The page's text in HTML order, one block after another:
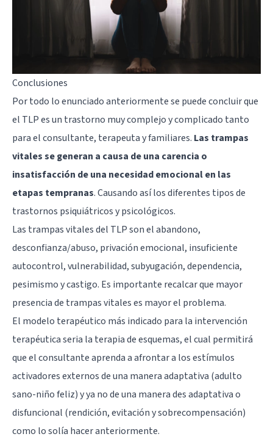
Conclusiones
Por todo lo enunciado anteriormente se puede concluir que
el TLP es un trastorno muy complejo y complicado tanto
para el consultante, terapeuta y familiares. Las trampas
vitales se generan a causa de una carencia o
insatisfacción de una necesidad emocional en las
etapas tempranas. Causando así los diferentes tipos de
trastornos psiquiátricos y psicológicos.
Las trampas vitales del TLP son el abandono,
desconfianza/abuso, privación emocional, insuficiente
autocontrol, vulnerabilidad, subyugación, dependencia,
pesimismo y castigo. Es importante recalcar que mayor
presencia de trampas vitales es mayor el problema.
El modelo terapéutico más indicado para la intervención
terapéutica seria la terapia de esquemas, el cual permitirá
que el consultante aprenda a afrontar a los estímulos
activadores externos de una manera adaptativa (adulto
sano-niño feliz) y ya no de una manera des adaptativa o
disfuncional (rendición, evitación y sobrecompensación)
como lo solía hacer anteriormente.